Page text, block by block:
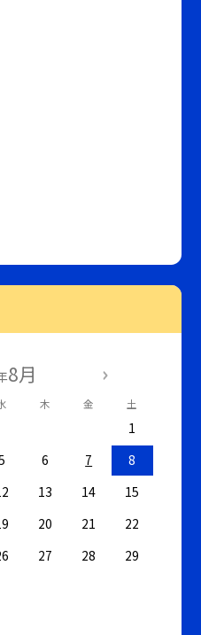
8月
木 金 土
1
6 7
8
13 14
15
20 21
22
27 28
29